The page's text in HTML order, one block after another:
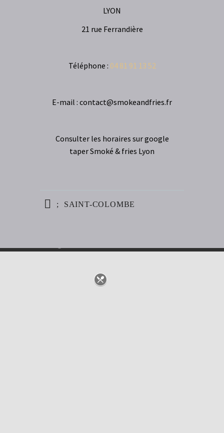
LYON
21 rue Ferrandière
Téléphone : 04 81 91 13 52
E-mail : contact@smokeandfries.fr
Consulter les horaires sur google
taper Smoké & fries Lyon
SAINT-COLOMBE